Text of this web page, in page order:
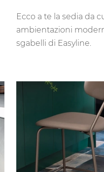
Ecco a te la sedia da
ambientazioni
sgabelli di Easyline.